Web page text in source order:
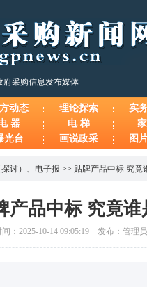
府采购信息发布媒体
动态 理论探索
实
器 电 梯
光台 画说政采 图
讨） 、 电子报 >> 贴牌产品中标 究竟
产品中标 究竟谁
：2025-10-14 09:05:19 发布：管理